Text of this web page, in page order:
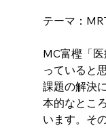
テーマ：
MC富樫「
っていると
課題の解決
本的なとこ
います。そ